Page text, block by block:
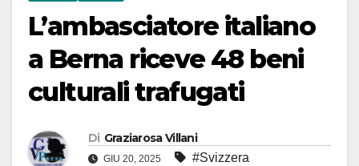
L’ambasciatore italiano
a Berna riceve 48 beni
culturali trafugati
Di Graziarosa Villani
GIU 20, 2025 #Svizzera